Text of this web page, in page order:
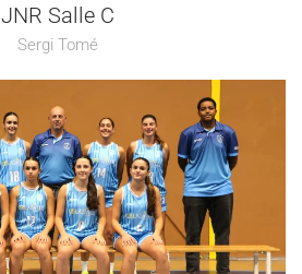
JNR Salle C
Sergi Tomé